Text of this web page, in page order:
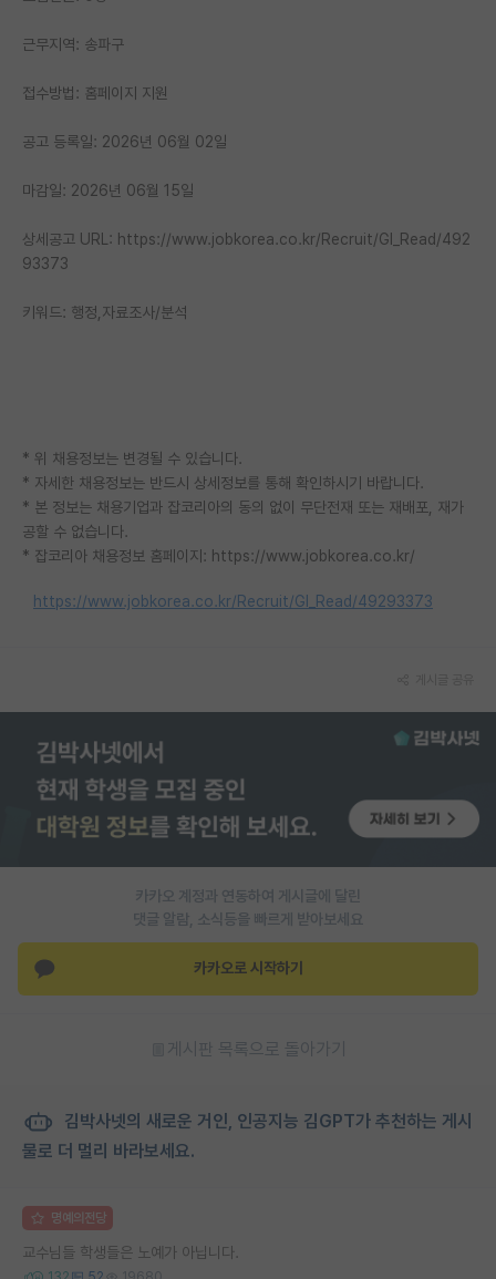
학술 정보 게시판
홍보 게시판
커리어
유학교육
반도체 아카데미
재팬라운지 🌸
근무지역: 송파구
접수방법: 홈페이지 지원
공고 등록일: 2026년 06월 02일
마감일: 2026년 06월 15일
상세공고 URL: https://www.jobkorea.co.kr/Recruit/GI_Read/492
93373
키워드: 행정,자료조사/분석
* 위 채용정보는 변경될 수 있습니다.
* 자세한 채용정보는 반드시 상세정보를 통해 확인하시기 바랍니다.
* 본 정보는 채용기업과 잡코리아의 동의 없이 무단전재 또는 재배포, 재가
공할 수 없습니다.
* 잡코리아 채용정보 홈페이지: https://www.jobkorea.co.kr/
https://www.jobkorea.co.kr/Recruit/GI_Read/49293373
카카오 계정과 연동하여 게시글에 달린
댓글 알람, 소식등을 빠르게 받아보세요
카카오로 시작하기
게시판 목록으로 돌아가기
김박사넷의 새로운 거인, 인공지능 김GPT가 추천하는 게시
물로 더 멀리 바라보세요.
명예의전당
교수님들 학생들은 노예가 아닙니다.